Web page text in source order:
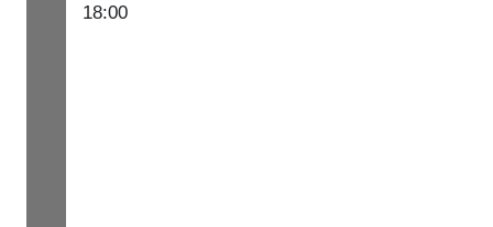
18:00